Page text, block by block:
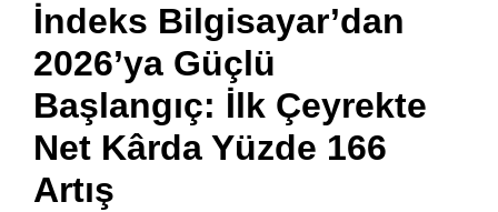
İndeks Bilgisayar’dan
2026’ya Güçlü
Başlangıç: İlk Çeyrekte
Net Kârda Yüzde 166
Artış